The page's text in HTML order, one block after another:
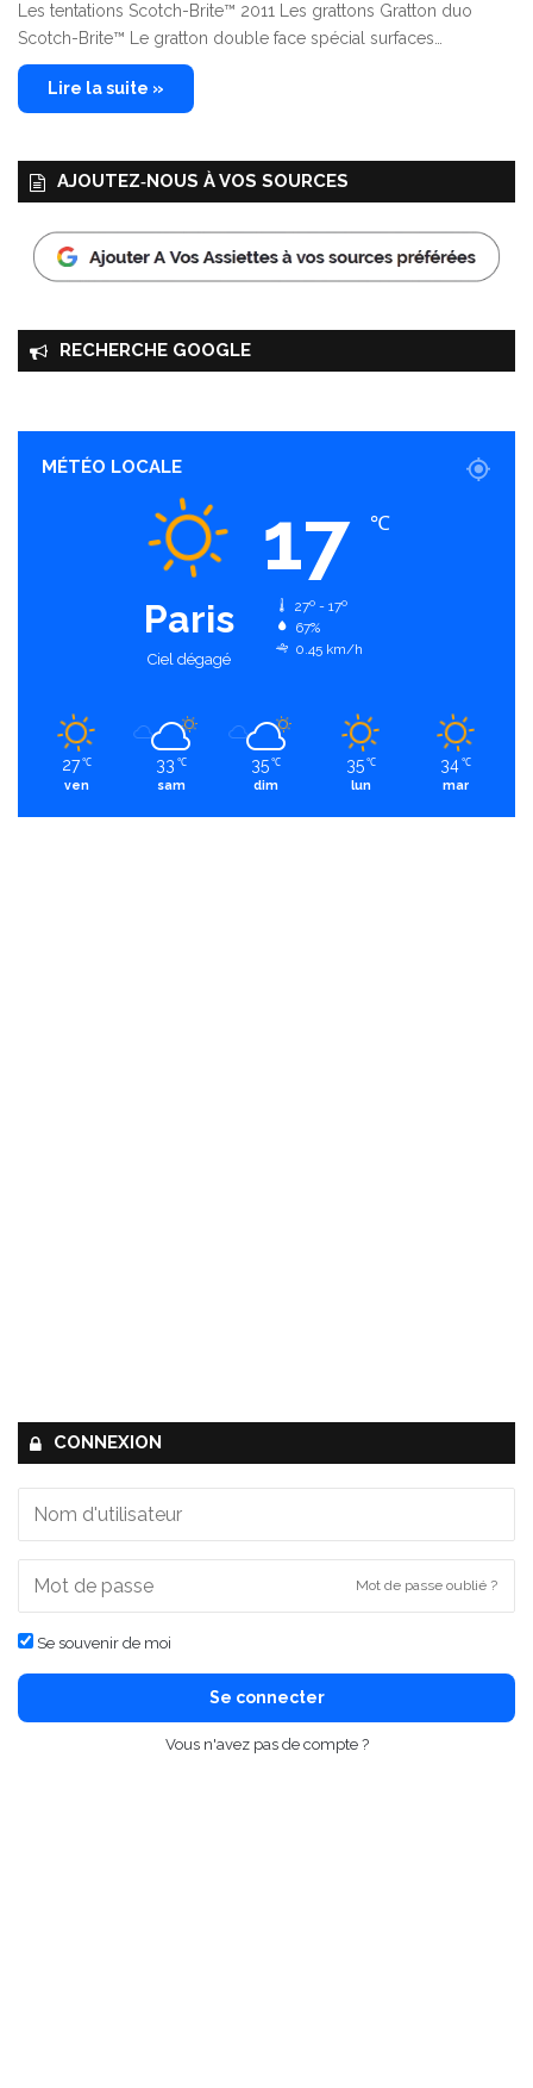
Les tentations Scotch-Brite™ 2011 Les grattons Gratton duo
Scotch-Brite™ Le gratton double face spécial surfaces…
Lire la suite »
AJOUTEZ‑NOUS À VOS SOURCES
RECHERCHE GOOGLE
MÉTÉO LOCALE
Paris
Ciel dégagé
17 ℃
27º - 17º
67%
0.45 km/h
27 ℃
ven
33 ℃
sam
35 ℃
dim
35 ℃
lun
34 ℃
mar
CONNEXION
Mot de passe oublié ?
Se souvenir de moi
Se connecter
Vous n'avez pas de compte ?